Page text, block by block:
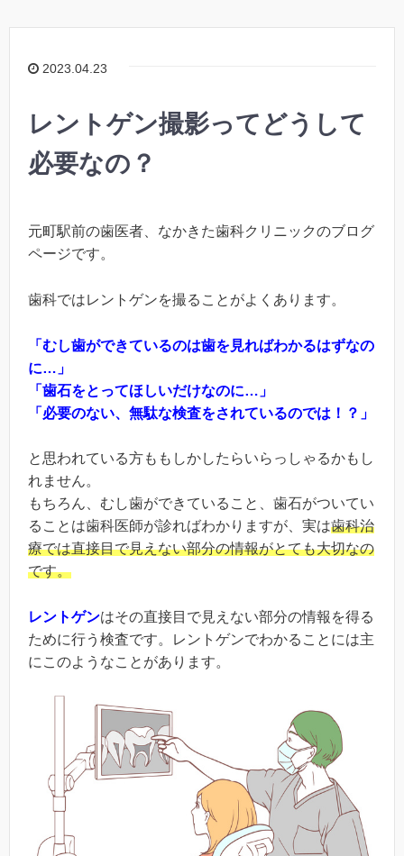
2023.04.23
レントゲン撮影ってどうして
必要なの？
元町駅前の歯医者、なかきた歯科クリニックのブログ
ページです。
歯科ではレントゲンを撮ることがよくあります。
「むし歯ができているのは歯を見ればわかるはずなの
に…」
「歯石をとってほしいだけなのに…」
「必要のない、無駄な検査をされているのでは！？」
と思われている方ももしかしたらいらっしゃるかもし
れません。
もちろん、むし歯ができていること、歯石がついてい
ることは歯科医師が診ればわかりますが、実は歯科治
療では直接目で見えない部分の情報がとても大切なの
です。
レントゲンはその直接目で見えない部分の情報を得る
ために行う検査です。レントゲンでわかることには主
にこのようなことがあります。